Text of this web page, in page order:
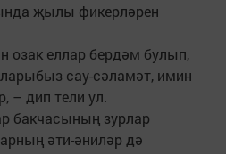
җылы фикерләрен
озак еллар бердәм булып,
сау-сәламәт, имин
– дип тели ул.
бакчасының зурлар
әти-әниләр дә